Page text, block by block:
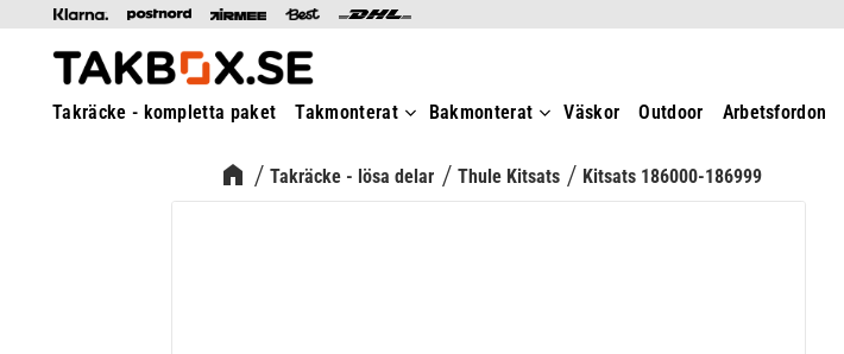
Takräcke - kompletta paket Takmonterat Bakmonterat Väskor Outdoor Arbetsfordon
Takräcke - lösa delar Thule Kitsats Kitsats 186000-186999